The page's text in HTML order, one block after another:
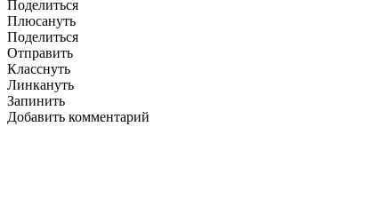
Поделиться
Плюсануть
Поделиться
Отправить
Класснуть
Линкануть
Запинить
Добавить комментарий